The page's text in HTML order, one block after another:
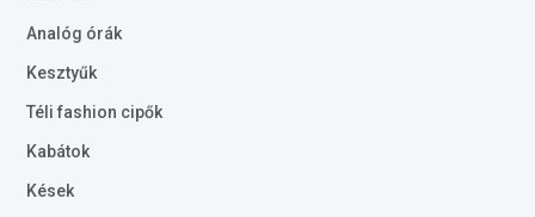
Analóg órák
Kesztyűk
Téli fashion cipők
Kabátok
Kések